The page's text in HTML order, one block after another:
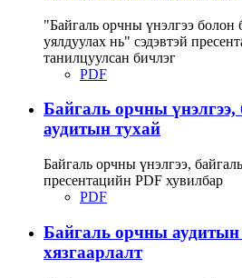
"Байгаль орчны үнэлгээ болон
уялдуулах нь" сэдэвтэй
танилцуулсан бичлэг
PDF
Байгаль орчны
аудитын тухай
Байгаль орчны үнэлгээ,
пресентацийн PDF хувилбар
PDF
Байгаль орчны аудитын
хязгаарлалт